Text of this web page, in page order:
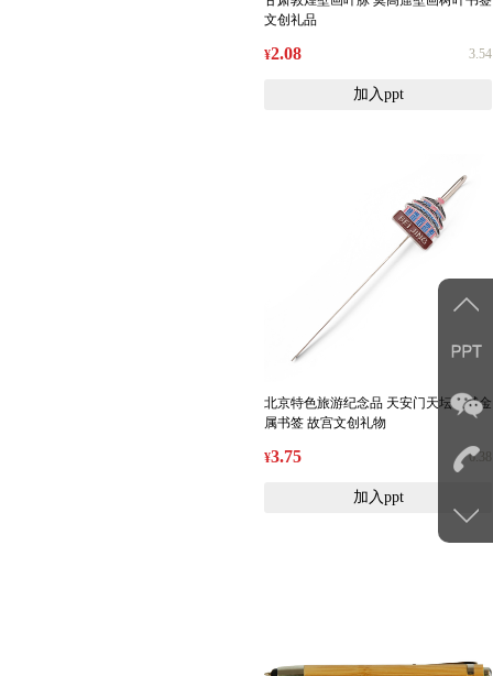
文创礼品
¥2.08 3.54
加入ppt
北京特色旅游纪念品 天安门天坛长城金
属书签 故宫文创礼物
¥3.75 6.38
加入ppt